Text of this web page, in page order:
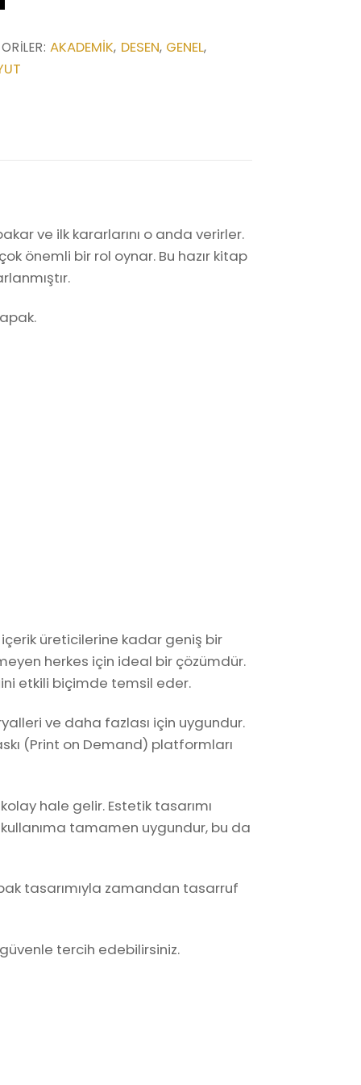
AKADEMIK, DESEN, GENEL,
ve ilk kararlarını o anda verirler.
önemli bir rol oynar. Bu hazır kitap
içerik üreticilerine kadar geniş bir
herkes için ideal bir çözümdür.
etkili biçimde temsil eder.
ve daha fazlası için uygundur.
(Print on Demand) platformları
hale gelir. Estetik tasarımı
tamamen uygundur, bu da
tasarımıyla zamandan tasarruf
güvenle tercih edebilirsiniz.